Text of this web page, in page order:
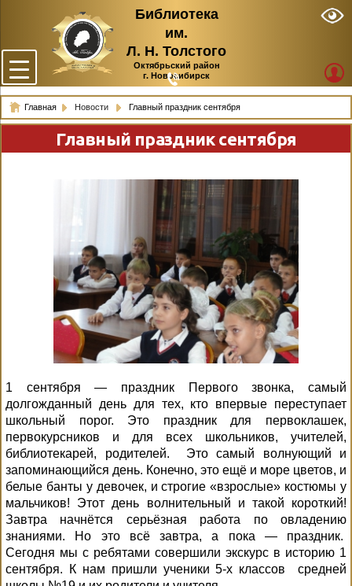
Библиотека
им.
Л. Н. Толстого
Октябрьский район
г. Новосибирск
Главная Новости Главный праздник сентября
Главный праздник сентября
1 сентября — праздник Первого звонка, самый
долгожданный день для тех, кто впервые переступает
школьный порог. Это праздник для первоклашек,
первокурсников и для всех школьников, учителей,
библиотекарей, родителей.
Это самый волнующий и
запоминающийся день. Конечно, это ещё и море цветов, и
белые банты у девочек, и строгие «взрослые» костюмы у
мальчиков! Этот день волнительный и такой короткий!
Завтра начнётся серьёзная работа по овладению
знаниями. Но это всё завтра, а пока — праздник.
Сегодня мы с ребятами совершили экскурс в историю 1
сентября. К нам пришли ученики 5-х классов
средней